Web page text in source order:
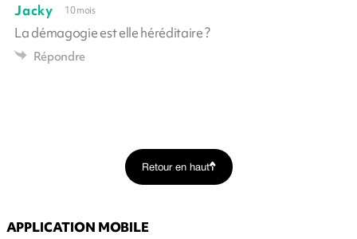
Jacky 10 mois
La démagogie est elle héréditaire ?
Répondre
Retour en haut
APPLICATION MOBILE